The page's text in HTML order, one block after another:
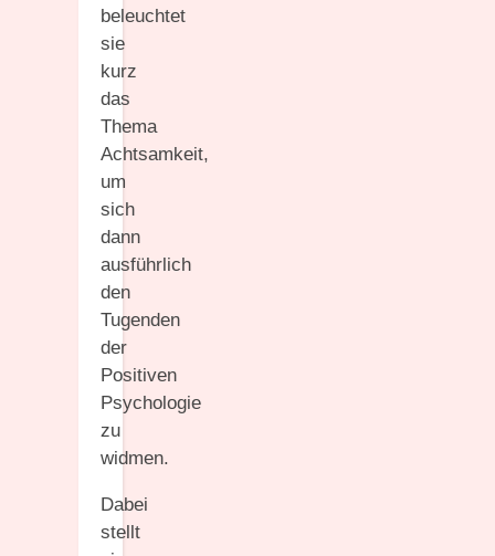
beleuchtet
sie
kurz
das
Thema
Achtsamkeit,
um
sich
dann
ausführlich
den
Tugenden
der
Positiven
Psychologie
zu
widmen.
Dabei
stellt